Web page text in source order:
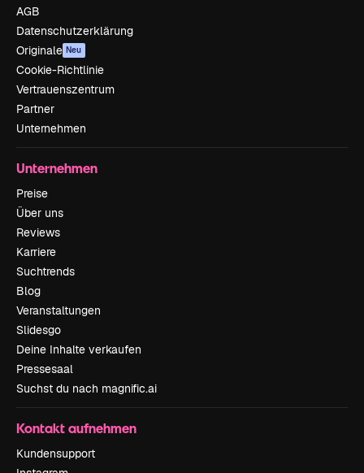
AGB
Datenschutzerklärung
Originale Neu
Cookie-Richtlinie
Vertrauenszentrum
Partner
Unternehmen
Unternehmen
Preise
Über uns
Reviews
Karriere
Suchtrends
Blog
Veranstaltungen
Slidesgo
Deine Inhalte verkaufen
Pressesaal
Suchst du nach magnific.ai
Kontakt aufnehmen
Kundensupport